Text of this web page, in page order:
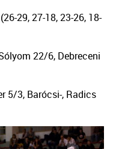
(26-29, 27-18, 23-26, 18-
22/6, Debreceni
5/3, Barócsi-, Radics